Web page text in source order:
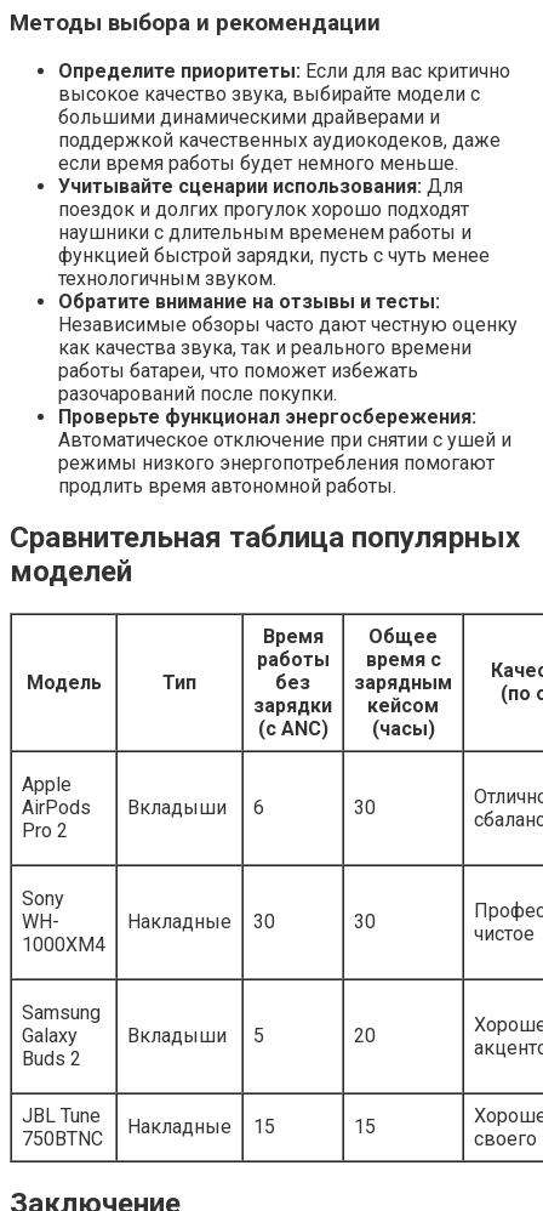
Методы выбора и рекомендации
Определите приоритеты: Если для вас критично
высокое качество звука, выбирайте модели с
большими динамическими драйверами и
поддержкой качественных аудиокодеков, даже
если время работы будет немного меньше.
Учитывайте сценарии использования: Для
поездок и долгих прогулок хорошо подходят
наушники с длительным временем работы и
функцией быстрой зарядки, пусть с чуть менее
технологичным звуком.
Обратите внимание на отзывы и тесты:
Независимые обзоры часто дают честную оценку
как качества звука, так и реального времени
работы батареи, что поможет избежать
разочарований после покупки.
Проверьте функционал энергосбережения:
Автоматическое отключение при снятии с ушей и
режимы низкого энергопотребления помогают
продлить время автономной работы.
Сравнительная таблица популярных
моделей
Модель Тип
Время
работы
без
зарядки
(с ANC)
Общее
время с
зарядным
кейсом
(часы)
(по
Apple
AirPods
Pro 2
Вкладыши 6 30
Sony
WH-
1000XM4
Накладные 30 30
чистое
Samsung
Galaxy
Buds 2
Вкладыши 5 20
JBL Tune
750BTNC
Накладные 15 15
своего
Заключение